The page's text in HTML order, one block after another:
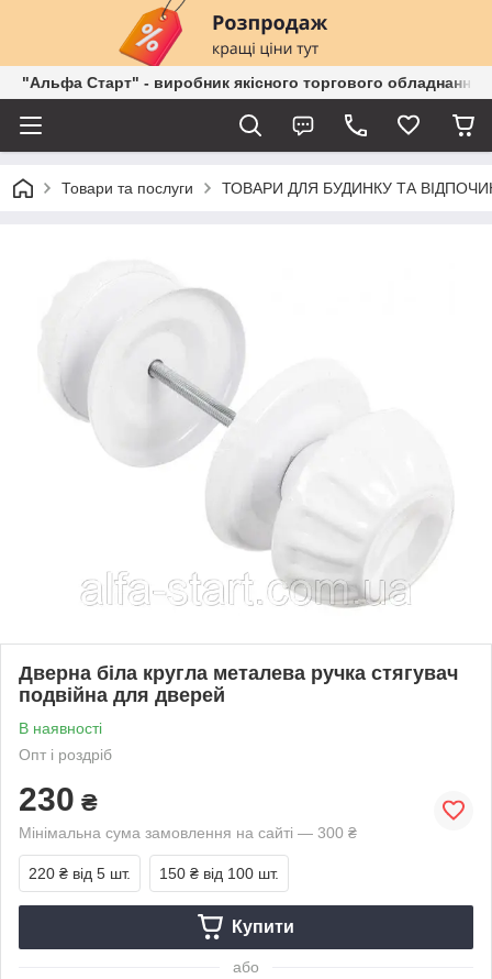
"Альфа Старт" - виробник якісного торгового обладнання
Товари та послуги ТОВАРИ ДЛЯ БУДИНКУ ТА
Дверна біла кругла металева ручка стягувач
подвійна для дверей
В наявності
Опт і роздріб
230 ₴
Мінімальна сума замовлення на сайті — 300 ₴
220 ₴ від 5 шт. 150 ₴ від 100 шт.
Купити
або